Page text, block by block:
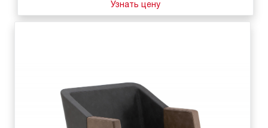
Узнать цену